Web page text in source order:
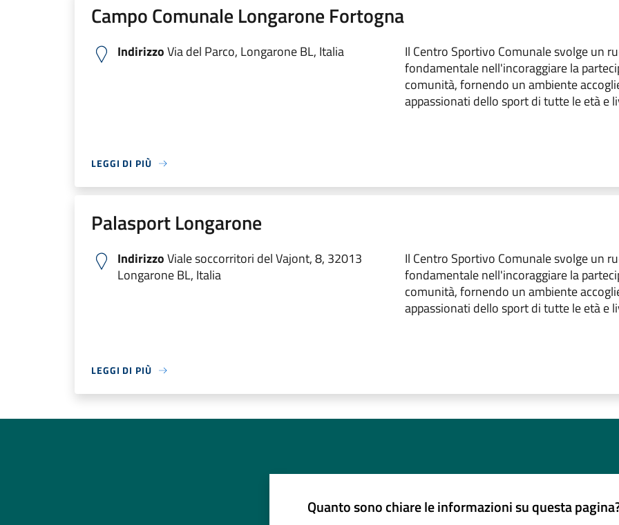
Campo Comunale Longarone Fortogna
IndirizzoVia del Parco, Longarone BL, Italia
Il Centro Sportivo Comunale svolge un
fondamentale nell'incoraggiare la
comunità, fornendo un ambiente
appassionati dello sport di tutte le età e
LEGGI DI PIÙ
Palasport Longarone
IndirizzoViale soccorritori del Vajont, 8, 32013
Longarone BL, Italia
Il Centro Sportivo Comunale svolge un
fondamentale nell'incoraggiare la
comunità, fornendo un ambiente
appassionati dello sport di tutte le età e
LEGGI DI PIÙ
Quanto sono chiare le informazioni su questa